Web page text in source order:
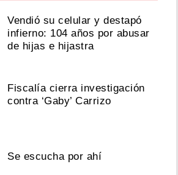
Vendió su celular y destapó
infierno: 104 años por abusar
de hijas e hijastra
Fiscalía cierra investigación
contra ‘Gaby’ Carrizo
Se escucha por ahí